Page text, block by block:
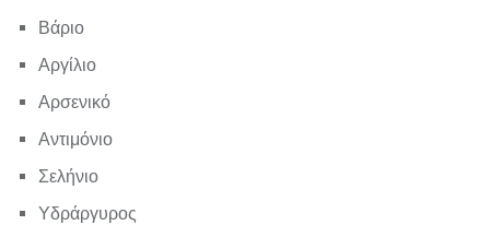
Βάριο
Αργίλιο
Αρσενικό
Αντιμόνιο
Σελήνιο
Υδράργυρος